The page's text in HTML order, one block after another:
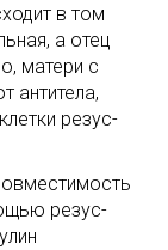
в том
а отец
матери с
антитела,
резус-
резус-